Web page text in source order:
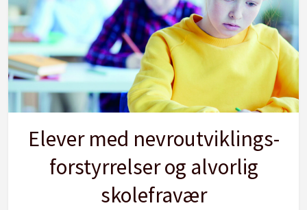
Elever med nevroutviklings-
forstyrrelser og alvorlig
skolefravær